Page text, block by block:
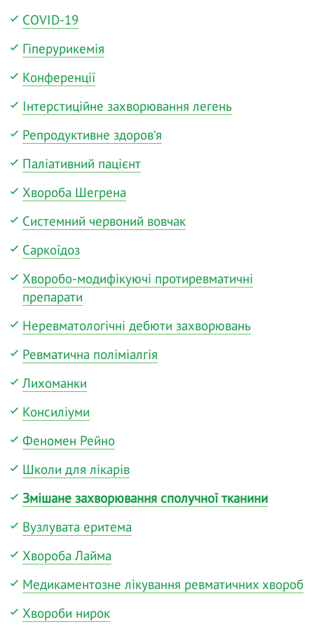
COVID-19
Гіперурикемія
Конференції
Інтерстиційне захворювання легень
Репродуктивне здоров‘я
Паліативний пацієнт
Хвороба Шегрена
Системний червоний вовчак
Саркоїдоз
Хворобо-модифікуючі протиревматичні
препарати
Неревматологічні дебюти захворювань
Ревматична поліміалгія
Лихоманки
Консиліуми
Феномен Рейно
Школи для лікарів
Змішане захворювання сполучної тканини
Вузлувата еритема
Хвороба Лайма
Медикаментозне лікування ревматичних хвороб
Хвороби нирок